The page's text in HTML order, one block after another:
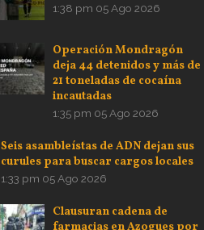
1:38 pm 05 Ago 2026
Operación Mondragón
deja 44 detenidos y más de
21 toneladas de cocaína
incautadas
1:35 pm 05 Ago 2026
Seis asambleístas de ADN dejan sus
curules para buscar cargos locales
1:33 pm 05 Ago 2026
Clausuran cadena de